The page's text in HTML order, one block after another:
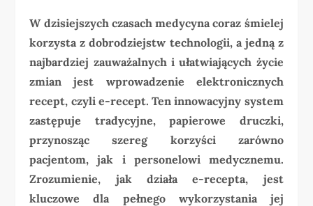
W dzisiejszych czasach medycyna coraz śmielej
korzysta z dobrodziejstw technologii, a jedną z
najbardziej zauważalnych i ułatwiających życie
zmian jest wprowadzenie elektronicznych
recept, czyli e-recept. Ten innowacyjny system
zastępuje tradycyjne, papierowe druczki,
przynosząc szereg korzyści zarówno
pacjentom, jak i personelowi medycznemu.
Zrozumienie, jak działa e-recepta, jest
kluczowe dla pełnego wykorzystania jej